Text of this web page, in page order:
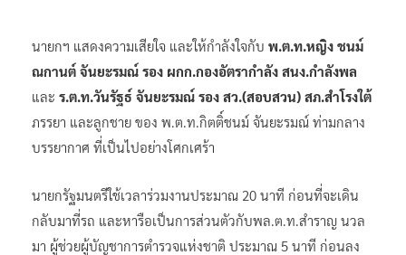
นายกฯ แสดงความเสียใจ และให้กำลังใจกับ พ.ต.ท.หญิง ชนม์
ณกานต์ จันยะรมณ์ รอง ผกก.กองอัตรากำลัง สนง.กำลังพล
และ ร.ต.ท.วันรัฐธ์ จันยะรมณ์ รอง สว.(สอบสวน) สภ.สำโรงใต้
ภรรยา และลูกชาย ของ พ.ต.ท.กิตติ์ชนม์ จันยะรมณ์ ท่ามกลาง
บรรยากาศ ที่เป็นไปอย่างโศกเศร้า
นายกรัฐมนตรีใช้เวลาร่วมงานประมาณ 20 นาที ก่อนที่จะเดิน
กลับมาที่รถ และหารือเป็นการส่วนตัวกับพล.ต.ท.สำราญ นวล
มา ผู้ช่วยผู้บัญชาการตำรวจแห่งชาติ ประมาณ 5 นาที ก่อนลง